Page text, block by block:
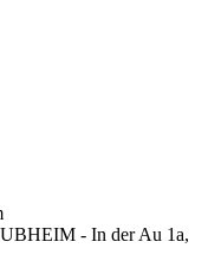
- In der Au 1a,